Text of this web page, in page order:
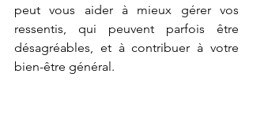
peut vous aider à mieux gérer vos
ressentis, qui peuvent parfois être
désagréables, et à contribuer à votre
bien-être général.